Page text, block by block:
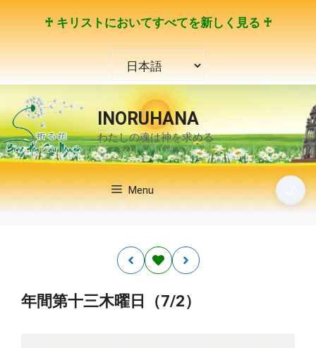
ス
キ
ッ
プ
♰ キリストにおいてすべてを新しく見る ♰
選
択
INORUHANA
わたしの魂は神を求める
Menu
年間第十三木曜日（7/2）